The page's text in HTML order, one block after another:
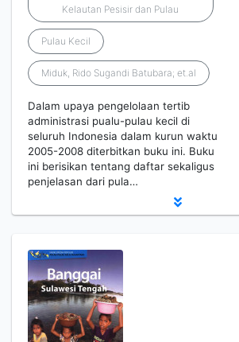
Kelautan Pesisir dan Pulau
Pulau Kecil
Miduk, Rido Sugandi Batubara; et.al
Dalam upaya pengelolaan tertib
administrasi pualu-pulau kecil di
seluruh Indonesia dalam kurun waktu
2005-2008 diterbitkan buku ini. Buku
ini berisikan tentang daftar sekaligus
penjelasan dari pula…